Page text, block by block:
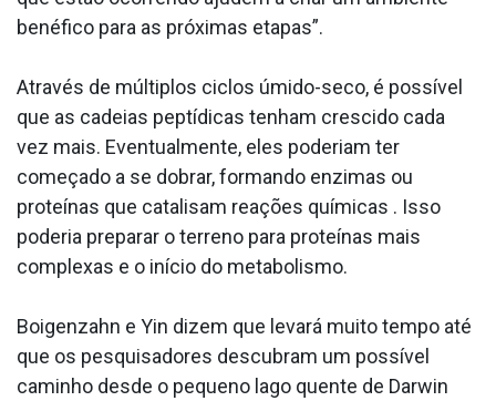
benéfico para as próximas etapas”.
Através de múltiplos ciclos úmido-seco, é possível
que as cadeias peptídicas tenham crescido cada
vez mais. Eventualmente, eles poderiam ter
começado a se dobrar, formando enzimas ou
proteínas que catalisam reações químicas . Isso
poderia preparar o terreno para proteínas mais
complexas e o início do metabolismo.
Boigenzahn e Yin dizem que levará muito tempo até
que os pesquisadores descubram um possível
caminho desde o pequeno lago quente de Darwin